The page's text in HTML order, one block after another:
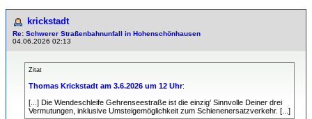
krickstadt
Re: Schwerer Straßenbahnunfall in Hohenschönhausen
04.06.2026 02:13
Zitat
Thomas Krickstadt am 3.6.2026 um 12 Uhr:
[...] Die Wendeschleife Gehrenseestraße ist die einzig' Sinnvolle Deiner drei
Vermutungen, inklusive Umsteigemöglichkeit zum Schienenersatzverkehr. [...]